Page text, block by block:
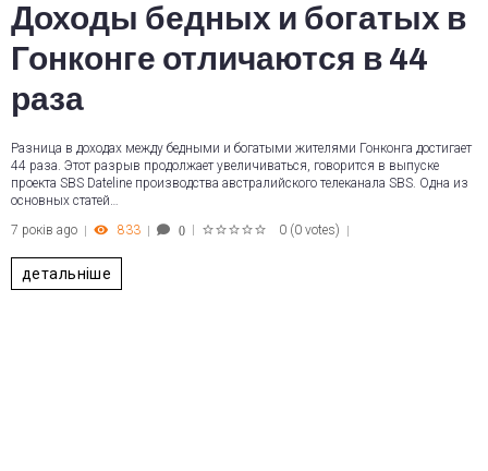
Доходы бедных и богатых в
Гонконге отличаются в 44
раза
Разница в доходах между бедными и богатыми жителями Гонконга достигает
44 раза. Этот разрыв продолжает увеличиваться, говорится в выпуске
проекта SBS Dateline производства австралийского телеканала SBS. Одна из
основных статей…
7 років ago
833 0 0 (0 votes)
детальніше